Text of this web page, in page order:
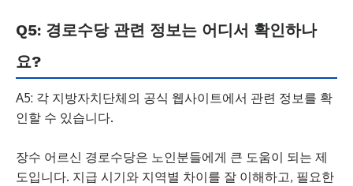
Q5: 경로수당 관련 정보는 어디서 확인하나
요?
A5: 각 지방자치단체의 공식 웹사이트에서 관련 정보를 확
인할 수 있습니다.
장수 어르신 경로수당은 노인분들에게 큰 도움이 되는 제
도입니다. 지급 시기와 지역별 차이를 잘 이해하고, 필요한